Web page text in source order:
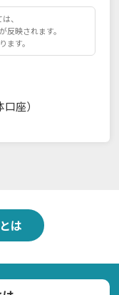
、
反映されます。
ます。
座）
は